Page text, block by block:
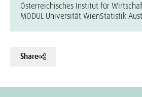
Österreichisches Institut für
MODUL Universität WienStatistik
Share